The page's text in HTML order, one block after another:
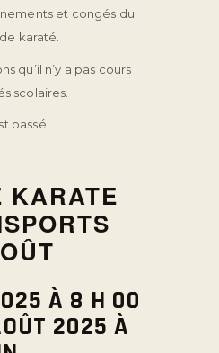
et congés du
karaté.
qu’il n’y a pas cours
scolaires.
passé.
KARATE
À 8 H 00
2025 À